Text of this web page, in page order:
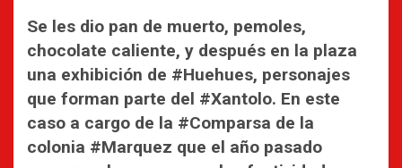
Se les dio pan de muerto, pemoles,
chocolate caliente, y después en la plaza
una exhibición de #Huehues, personajes
que forman parte del #Xantolo. En este
caso a cargo de la #Comparsa de la
colonia #Marquez que el año pasado